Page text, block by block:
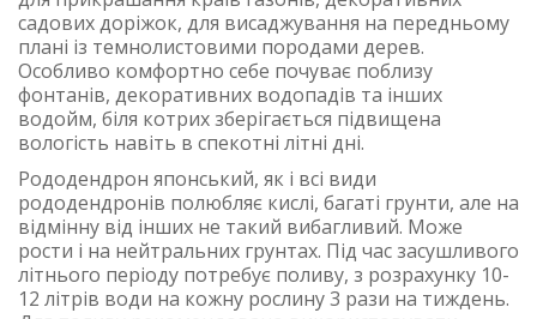
садових доріжок, для висаджування на передньому
плані із темнолистовими породами дерев.
Особливо комфортно себе почуває поблизу
фонтанів, декоративних водопадів та інших
водойм, біля котрих зберігається підвищена
вологість навіть в спекотні літні дні.
Рододендрон японський, як і всі види
рододендронів полюбляє кислі, багаті грунти, але на
відмінну від інших не такий вибагливий. Може
рости і на нейтральних грунтах. Під час засушливого
літнього періоду потребує поливу, з розрахунку 10-
12 літрів води на кожну рослину 3 рази на тиждень.